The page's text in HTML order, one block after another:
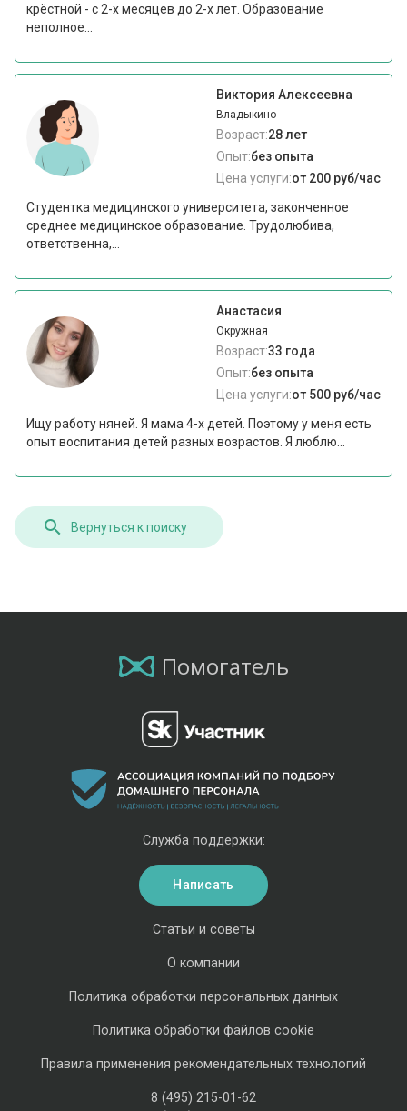
крёстной - с 2-х месяцев до 2-х лет. Образование
неполное...
Виктория Алексеевна
Владыкино
Возраст:28 лет
Опыт:без опыта
Цена услуги:от 200 руб/час
Студентка медицинского университета, законченное
среднее медицинское образование. Трудолюбива,
ответственна,...
Анастасия
Окружная
Возраст:33 года
Опыт:без опыта
Цена услуги:от 500 руб/час
Ищу работу няней. Я мама 4-х детей. Поэтому у меня есть
опыт воспитания детей разных возрастов. Я люблю...
Вернуться к поиску
Помогатель
Статьи и советы
О компании
Политика обработки персональных данных
Политика обработки файлов cookie
Правила применения рекомендательных технологий
8 (495) 215-01-62
Служба поддержки:
Написать